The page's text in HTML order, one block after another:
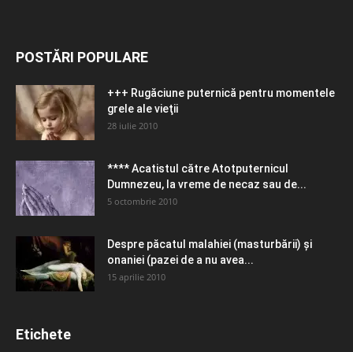
POSTĂRI POPULARE
+++ Rugăciune puternică pentru momentele
grele ale vieţii
28 iulie 2010
**** Acatistul către Atotputernicul
Dumnezeu, la vreme de necaz sau de...
5 octombrie 2010
Despre păcatul malahiei (masturbării) şi
onaniei (pazei de a nu avea...
15 aprilie 2010
Etichete